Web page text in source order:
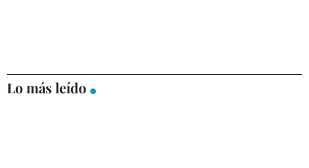
Lo más leído